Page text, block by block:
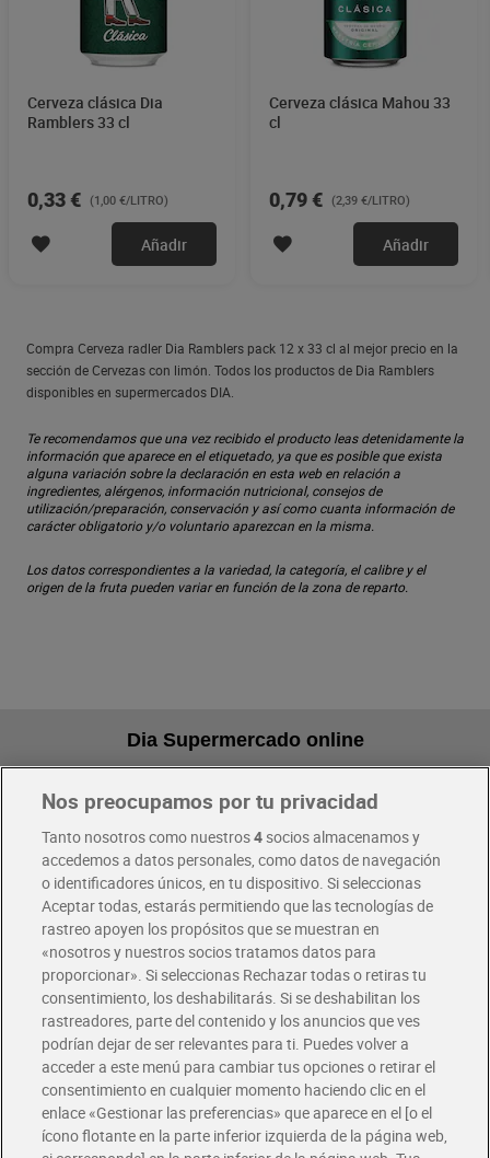
Cerveza clásica Dia
Ramblers 33 cl
0,33 € (1,00 €/LITRO)
Añadir
Cerveza clásica Mahou 33
cl
0,79 € (2,39 €/LITRO)
Añadir
Compra Cerveza radler Dia Ramblers pack 12 x 33 cl al mejor precio en la
sección de Cervezas con limón. Todos los productos de Dia Ramblers
disponibles en supermercados DIA.
Te recomendamos que una vez recibido el producto leas detenidamente la
información que aparece en el etiquetado, ya que es posible que exista
alguna variación sobre la declaración en esta web en relación a
ingredientes, alérgenos, información nutricional, consejos de
utilización/preparación, conservación y así como cuanta información de
carácter obligatorio y/o voluntario aparezcan en la misma.
Los datos correspondientes a la variedad, la categoría, el calibre y el
origen de la fruta pueden variar en función de la zona de reparto.
Dia Supermercado online
Pide hoy, recibe hoy
Envío gratis por compras superiores a 100€
Envío estandar por 4,99€
Glovo y Uber Eats
Solicita tu factura de Glovo o Uber Eats
Únete al CLUB Dia
Disfruta las ventajas y ofertas exclusivas.
Descárgate la APP Dia
Folletos y Tiendas
Nos preocupamos por tu privacidad
Tanto nosotros como nuestros4socios almacenamos y
accedemos a datos personales, como datos de navegación
o identificadores únicos, en tu dispositivo. Si seleccionas
Aceptar todas, estarás permitiendo que las tecnologías de
rastreo apoyen los propósitos que se muestran en
«nosotros y nuestros socios tratamos datos para
proporcionar». Si seleccionas Rechazar todas o retiras tu
consentimiento, los deshabilitarás. Si se deshabilitan los
rastreadores, parte del contenido y los anuncios que ves
podrían dejar de ser relevantes para ti. Puedes volver a
acceder a este menú para cambiar tus opciones o retirar el
consentimiento en cualquier momento haciendo clic en el
enlace «Gestionar las preferencias» que aparece en el [o el
ícono flotante en la parte inferior izquierda de la página web,